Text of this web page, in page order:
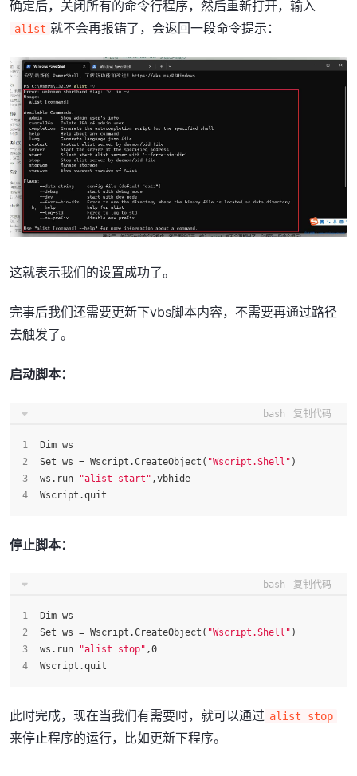
确定后，关闭所有的命令行程序，然后重新打开，输入
alist 就不会再报错了，会返回一段命令提示：
这就表示我们的设置成功了。
完事后我们还需要更新下vbs脚本内容，不需要再通过路径
去触发了。
启动脚本：
bash 复制代码
Dim ws
Set ws = Wscript.CreateObject( "Wscript.Shell" )
ws.run
"alist start" ,vbhide
Wscript.quit
停止脚本：
bash 复制代码
Dim ws
Set ws = Wscript.CreateObject( "Wscript.Shell" )
ws.run
"alist stop" ,0
Wscript.quit
此时完成，现在当我们有需要时，就可以通过 alist stop
来停止程序的运行，比如更新下程序。